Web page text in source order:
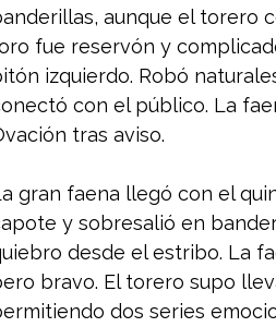
aunque el torero
fue reservón y
izquierdo. Robó
con el público. La
tras aviso.
gran faena llegó con el
y sobresalió en
desde el estribo. La
bravo. El torero supo
dos series